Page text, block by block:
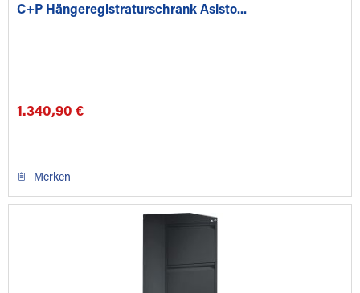
C+P Hängeregistraturschrank Asisto...
1.340,90 €
Merken